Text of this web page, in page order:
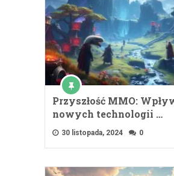
Przyszłość MMO:
nowych technologii …
30 listopada, 2024 0